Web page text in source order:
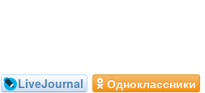
LiveJournal Одноклассники